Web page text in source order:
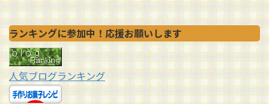
ランキングに参加中！応援お願いします
人気ブログランキング